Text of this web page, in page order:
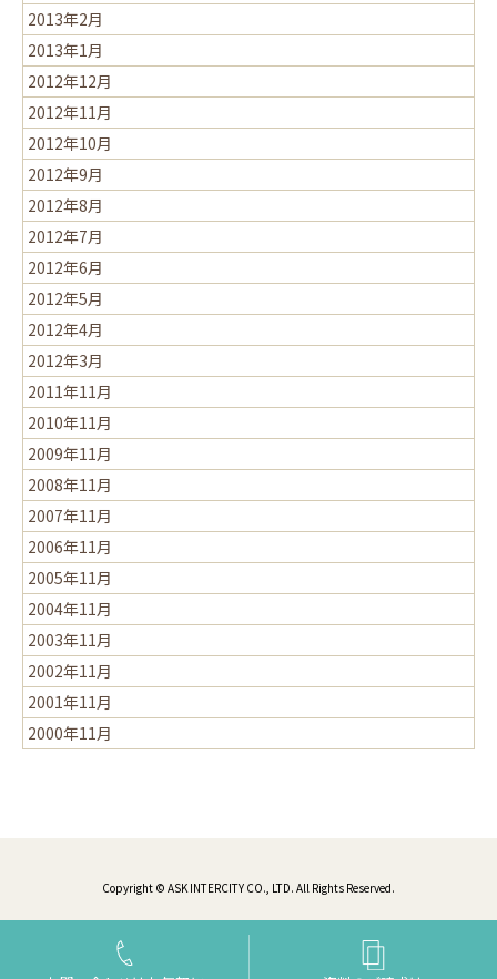
2013年2月
2013年1月
2012年12月
2012年11月
2012年10月
2012年9月
2012年8月
2012年7月
2012年6月
2012年5月
2012年4月
2012年3月
2011年11月
2010年11月
2009年11月
2008年11月
2007年11月
2006年11月
2005年11月
2004年11月
2003年11月
2002年11月
2001年11月
2000年11月
Copyright © ASK INTERCITY CO., LTD. All Rights Reserved.